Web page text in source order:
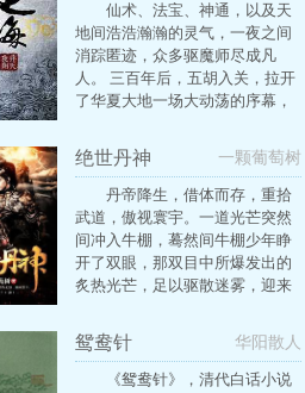
仙术、法宝、神通，以及天
地间浩浩瀚瀚的灵气，一夜之间
消踪匿迹，众多驱魔师尽成凡
人。 三百年后，五胡入关，拉开
了华夏大地一场大动荡的序幕，
灭的末日。幸而在这万法归寂的
长夜里，尚有一枚星辰，在地平
线上熠熠生辉。心灯现世，光耀
四野，一名年方十六，并将在二
十岁那天结束自己生命的少年，
踏上了找回被封印的天地灵气的
道路——只剩四年时间
绝世丹神 一颗葡萄树
丹帝降生，借体而存，重拾
武道，傲视寰宇。一道光芒突然
间冲入牛棚，蓦然间牛棚少年睁
开了双眼，那双目中所爆发出的
炙热光芒，足以驱散迷雾，迎来
城寿元耗尽，但所在魂魄强悍，
已入化境，以帝陀转魂丹藏魂再
鸳鸯针 华阳散人
《鸳鸯针》，清代白话小说